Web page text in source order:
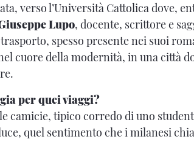
verso l’Università Cattolica dove,
Lupo, docente, scrittore e
spesso presente nei suoi
cuore della modernità, in una città
per quei viaggi?
camicie, tipico corredo di uno
quel sentimento che i milanesi